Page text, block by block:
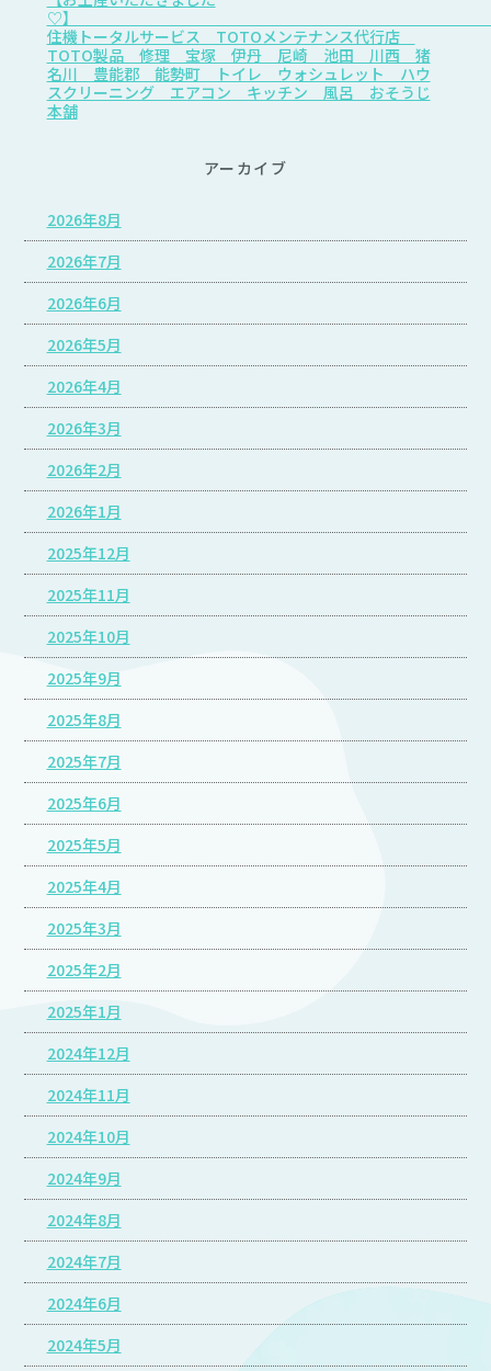
♡
住機トータルサービス TOTOメンテナンス代行店
TOTO製品 修理 宝塚 伊丹 尼崎 池田 川西 猪
名川 豊能郡 能勢町 トイレ ウォシュレット ハウ
スクリーニング エアコン キッチン 風呂 おそうじ
本舗
アーカイブ
2026年8月
2026年7月
2026年6月
2026年5月
2026年4月
2026年3月
2026年2月
2026年1月
2025年12月
2025年11月
2025年10月
2025年9月
2025年8月
2025年7月
2025年6月
2025年5月
2025年4月
2025年3月
2025年2月
2025年1月
2024年12月
2024年11月
2024年10月
2024年9月
2024年8月
2024年7月
2024年6月
2024年5月